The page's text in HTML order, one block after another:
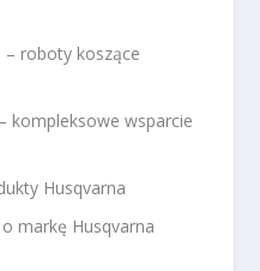
roboty koszące
kompleksowe wsparcie
Husqvarna
markę Husqvarna